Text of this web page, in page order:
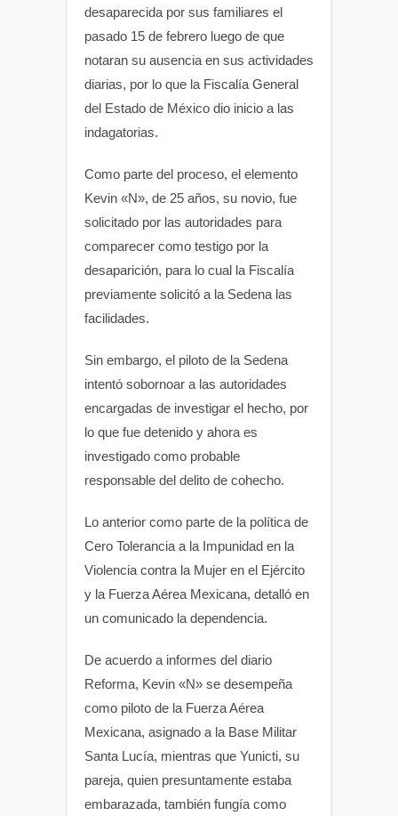
p k
desaparecida por sus familiares el
pasado 15 de febrero luego de que
notaran su ausencia en sus actividades
diarias, por lo que la Fiscalía General
del Estado de México dio inicio a las
indagatorias.
Como parte del proceso, el elemento
Kevin «N», de 25 años, su novio, fue
solicitado por las autoridades para
comparecer como testigo por la
desaparición, para lo cual la Fiscalía
previamente solicitó a la Sedena las
facilidades.
Sin embargo, el piloto de la Sedena
intentó sobornoar a las autoridades
encargadas de investigar el hecho, por
lo que fue detenido y ahora es
investigado como probable
responsable del delito de cohecho.
Lo anterior como parte de la política de
Cero Tolerancia a la Impunidad en la
Violencia contra la Mujer en el Ejército
y la Fuerza Aérea Mexicana, detalló en
un comunicado la dependencia.
De acuerdo a informes del diario
Reforma, Kevin «N» se desempeña
como piloto de la Fuerza Aérea
Mexicana, asignado a la Base Militar
Santa Lucía, mientras que Yunicti, su
pareja, quien presuntamente estaba
embarazada, también fungía como